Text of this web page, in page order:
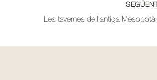
SEGÜENT
Les tavernes de l’antiga